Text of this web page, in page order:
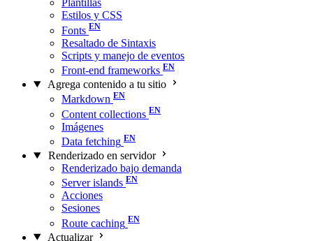
Plantillas
Estilos y CSS
Fonts
Resaltado de Sintaxis
Scripts y manejo de eventos
Front-end frameworks
Agrega contenido a tu sitio
Markdown
Content collections
Imágenes
Data fetching
Renderizado en servidor
Renderizado bajo demanda
Server islands
Acciones
Sesiones
Route caching
Actualizar